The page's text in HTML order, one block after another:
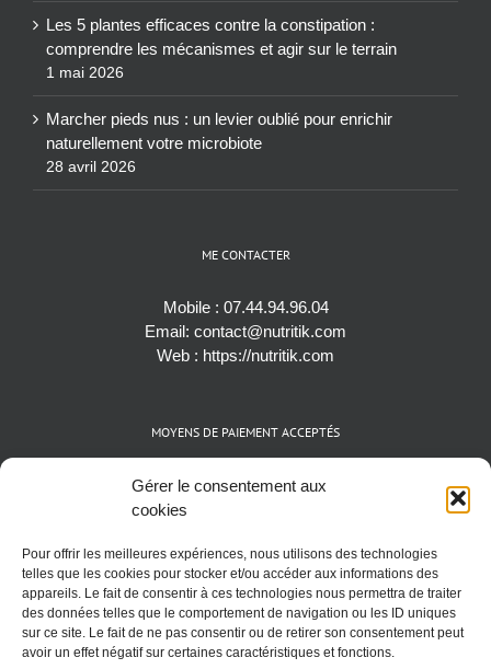
Gérer le consentement aux
cookies
Pour offrir les meilleures expériences, nous utilisons des technologies
telles que les cookies pour stocker et/ou accéder aux informations des
appareils. Le fait de consentir à ces technologies nous permettra de traiter
des données telles que le comportement de navigation ou les ID uniques
sur ce site. Le fait de ne pas consentir ou de retirer son consentement peut
avoir un effet négatif sur certaines caractéristiques et fonctions.
Les 5 plantes efficaces contre la constipation :
comprendre les mécanismes et agir sur le terrain
1 mai 2026
Marcher pieds nus : un levier oublié pour enrichir
naturellement votre microbiote
28 avril 2026
ME CONTACTER
Mobile : 07.44.94.96.04
Email: contact@nutritik.com
Web : https://nutritik.com
MOYENS DE PAIEMENT ACCEPTÉS
Espèces (EUR)
Cartes bancaires (VISA, Mastercard et AMEX)
Cryptomonnaies (BTC)